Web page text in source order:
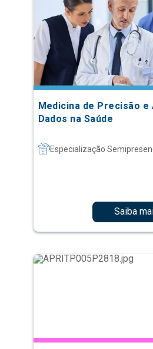
Medicina de Precisão e
Dados na Saúde
Especialização
Saiba